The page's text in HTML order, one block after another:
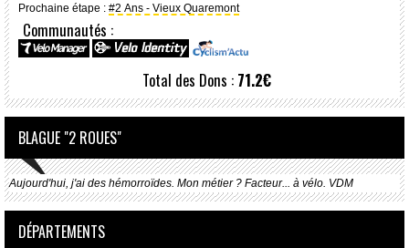
Prochaine étape : #2 Ans - Vieux Quaremont
Communautés :
Total des Dons : 71.2€
BLAGUE "2 ROUES"
Aujourd'hui, j'ai des hémorroïdes. Mon métier ? Facteur... à vélo. VDM
DÉPARTEMENTS